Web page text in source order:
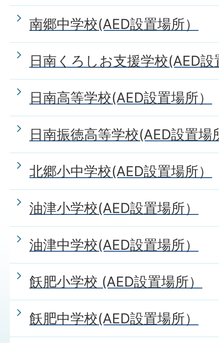
南郷中学校(AED設置場所）
日南くろしお支援学校(AED設
日南高等学校(AED設置場所）
日南振徳高等学校(AED設置場
北郷小中学校(AED設置場所）
油津小学校(AED設置場所）
油津中学校(AED設置場所）
飫肥小学校 (AED設置場所）
飫肥中学校(AED設置場所）